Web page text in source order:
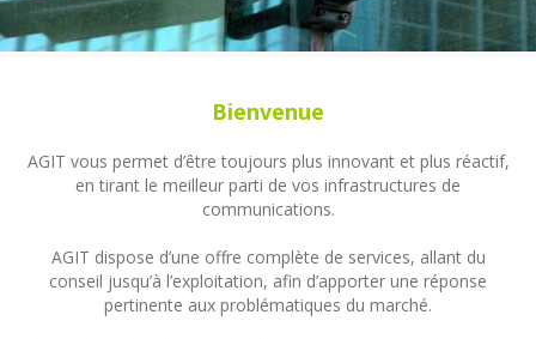
Bienvenue
AGIT vous permet d’être toujours plus innovant et plus réactif,
en tirant le meilleur parti de vos infrastructures de
communications.
AGIT dispose d’une offre complète de services, allant du
conseil jusqu’à l’exploitation, afin d’apporter une réponse
pertinente aux problématiques du marché.